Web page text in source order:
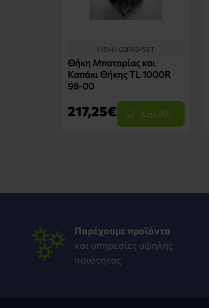
41540-02FA0-SET
Θήκη Μπαταρίας και
Καπάκι Θήκης TL 1000R
98-00
217,25€ Καλάθι
Παρέχουμε προϊόντα
και υπηρεσίες υψηλής
ποιότητας